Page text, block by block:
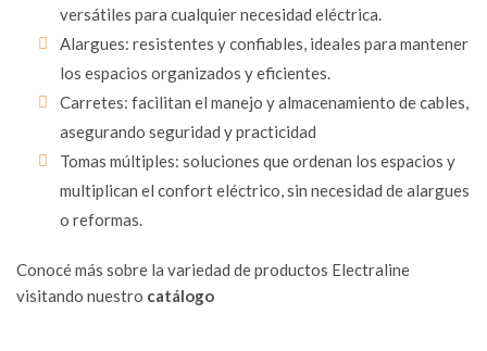
versátiles para cualquier necesidad eléctrica.
Alargues: resistentes y confiables, ideales para mantener
los espacios organizados y eficientes.
Carretes: facilitan el manejo y almacenamiento de cables,
asegurando seguridad y practicidad
Tomas múltiples: soluciones que ordenan los espacios y
multiplican el confort eléctrico, sin necesidad de alargues
o reformas.
Conocé más sobre la variedad de productos Electraline
visitando nuestro catálogo